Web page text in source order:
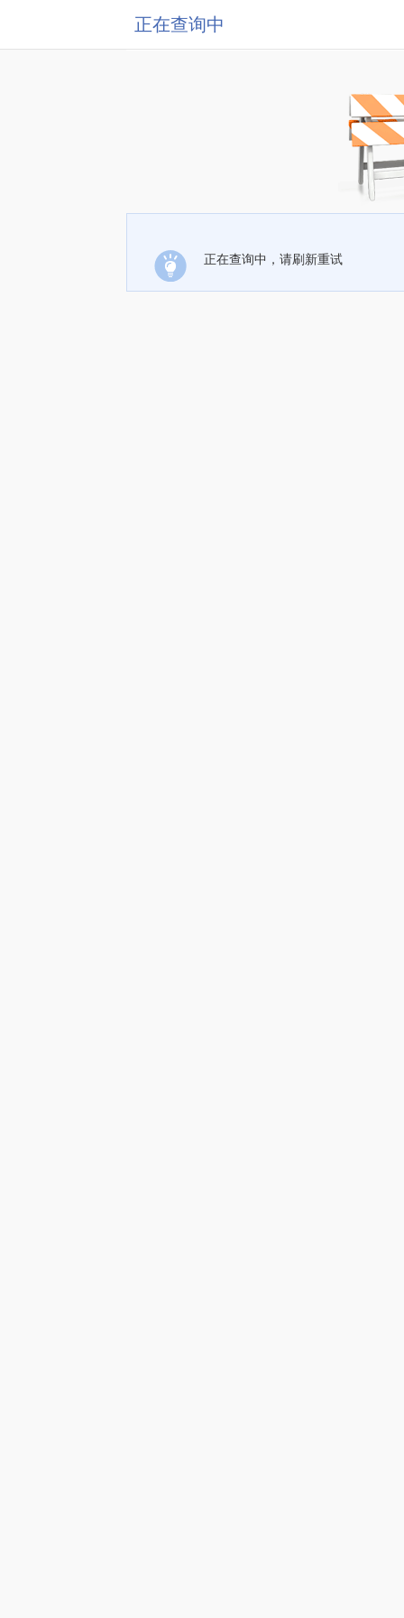
正在查询中
正在查询中，请刷新重试